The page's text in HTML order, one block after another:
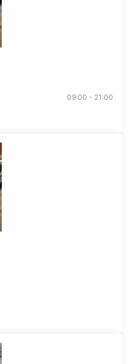
09:00 - 21:00